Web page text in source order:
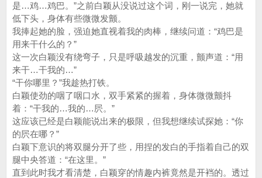
是…鸡…鸡巴。”之前白颖从没说过这个词，刚一说完，她就
低下头，身体有些微微发颤。
我捧起她的脸，强迫她直视着我的肉棒，继续问道：“鸡巴是
用来干什么的？”
这一次白颖没有绕弯子，只是呼吸越发的沉重，颤声道：“用
来干…干我的…”
“干你哪里？”我趁热打铁。
白颖使劲的咽了咽口水，双手紧紧的握着，身体微微颤抖
着：“干我的…我的…屄。”
这应该已经是白颖能说出来的极限，但我想继续试探她：“你
的屄在哪？”
白颖下意识的将双腿分开了些，用捏的发白的手指着自己的双
腿中央答道：“在这里。”
直到此时我才看清楚，白颖穿的情趣内裤竟然是开裆的。透过